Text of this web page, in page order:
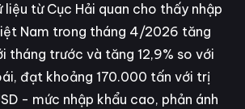
liệu từ Cục Hải quan cho thấy nhập
Nam trong tháng 4/2026 tăng
tháng trước và tăng 12,9% so với
đạt khoảng 170.000 tấn với trị
- mức nhập khẩu cao, phản ánh